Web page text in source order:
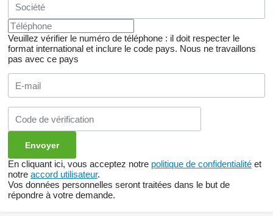
Veuillez vérifier le numéro de téléphone : il doit respecter le
format international et inclure le code pays. Nous ne travaillons
pas avec ce pays
En cliquant ici, vous acceptez notre politique de confidentialité et
notre accord utilisateur.
Vos données personnelles seront traitées dans le but de
répondre à votre demande.